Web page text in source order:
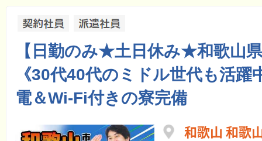
【日勤のみ★土日休み★和歌山
《30代40代のミドル世代も活
電＆Wi-Fi付きの寮完備
和歌山 和歌